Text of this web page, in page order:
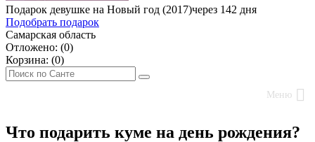
Подарок девушке на Новый год (2017)через 142 дня
Подобрать подарок
Самарская область
Отложено: (0)
Корзина: (0)
Меню
Что подарить куме на день рождения?